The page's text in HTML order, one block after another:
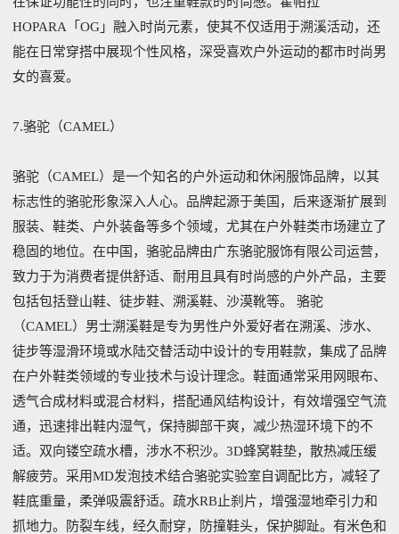
HOPARA「OG」融入时尚元素，使其不仅适用于溯溪活动，还
能在日常穿搭中展现个性风格，深受喜欢户外运动的都市时尚男
女的喜爱。
7.骆驼（CAMEL）
骆驼（CAMEL）是一个知名的户外运动和休闲服饰品牌，以其
标志性的骆驼形象深入人心。品牌起源于美国，后来逐渐扩展到
服装、鞋类、户外装备等多个领域，尤其在户外鞋类市场建立了
稳固的地位。在中国，骆驼品牌由广东骆驼服饰有限公司运营，
致力于为消费者提供舒适、耐用且具有时尚感的户外产品，主要
包括包括登山鞋、徒步鞋、溯溪鞋、沙漠靴等。 骆驼
（CAMEL）男士溯溪鞋是专为男性户外爱好者在溯溪、涉水、
徒步等湿滑环境或水陆交替活动中设计的专用鞋款，集成了品牌
在户外鞋类领域的专业技术与设计理念。鞋面通常采用网眼布、
透气合成材料或混合材料，搭配通风结构设计，有效增强空气流
通，迅速排出鞋内湿气，保持脚部干爽，减少热湿环境下的不
适。双向镂空疏水槽，涉水不积沙。3D蜂窝鞋垫，散热减压缓
解疲劳。采用MD发泡技术结合骆驼实验室自调配比方，减轻了
鞋底重量，柔弹吸震舒适。疏水RB止刹片，增强湿地牵引力和
抓地力。防裂车线，经久耐穿，防撞鞋头，保护脚趾。有米色和